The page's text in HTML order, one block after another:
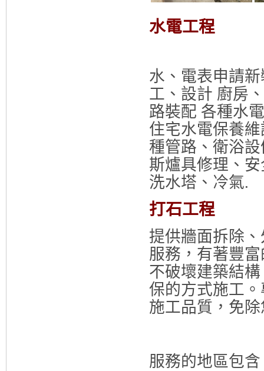
水電工程
水、電表申請
工、設計 廚房
路裝配 各種水
住宅水電保養
種管路、衛浴
斯爐具修理、
洗水塔、冷氣.
打石工程
提供牆面拆除
服務，有著豐
不破壞建築結
保的方式施工
施工品質，免
服務的地區包含